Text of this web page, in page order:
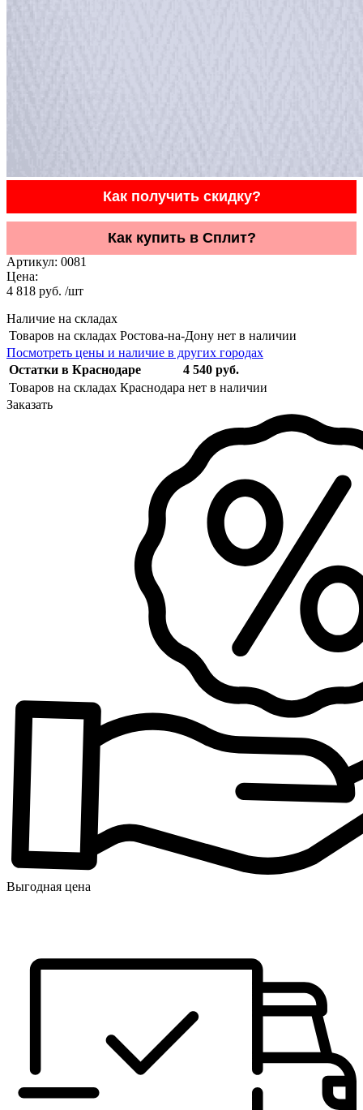
Как получить скидку?
Как купить в Сплит?
Артикул: 0081
Цена:
4 818 руб. /шт
Наличие на складах
Товаров на складах Ростова-на-Дону нет в наличии
Посмотреть цены и наличие в других городах
Остатки в Краснодаре
4 540 руб.
Товаров на складах Краснодара нет в наличии
Заказать
Выгодная цена